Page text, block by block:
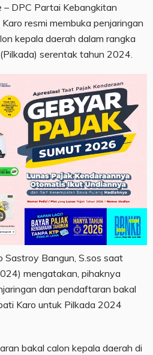
– DPC Partai Kebangkitan
resmi membuka penjaringan
kepala daerah dalam rangka
serentak tahun 2024.
Sastroy Bangun, S.sos saat
mengatakan, pihaknya
dan pendaftaran bakal
Karo untuk Pilkada 2024
bakal calon kepala daerah di